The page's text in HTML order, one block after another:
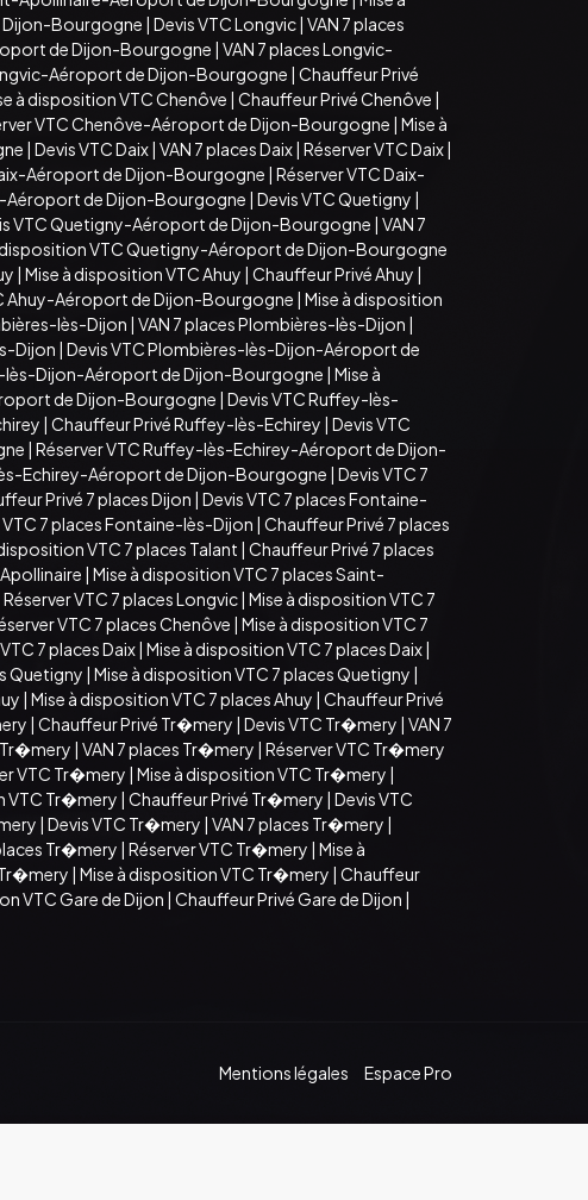
Dijon-Bourgogne | Devis VTC Longvic| VAN 7 places
de Dijon-Bourgogne | VAN 7 places Longvic-
Aéroport de Dijon-Bourgogne | Chauffeur Privé
à disposition VTC Chenôve | Chauffeur Privé Chenôve |
VTC Chenôve-Aéroport de Dijon-Bourgogne | Mise à
| Devis VTC Daix| VAN 7 places Daix| Réserver VTC Daix|
Aéroport de Dijon-Bourgogne | Réserver VTC Daix-
Aéroport de Dijon-Bourgogne | Devis VTC Quetigny |
VTC Quetigny-Aéroport de Dijon-Bourgogne | VAN 7
disposition VTC Quetigny-Aéroport de Dijon-Bourgogne
| Mise à disposition VTC Ahuy | Chauffeur Privé Ahuy |
Ahuy-Aéroport de Dijon-Bourgogne | Mise à disposition
lès-Dijon | VAN 7 places Plombières-lès-Dijon |
Dijon | Devis VTC Plombières-lès-Dijon-Aéroport de
lès-Dijon-Aéroport de Dijon-Bourgogne | Mise à
de Dijon-Bourgogne | Devis VTC Ruffey-lès-
| Chauffeur Privé Ruffey-lès-Echirey | Devis VTC
| Réserver VTC Ruffey-lès-Echirey-Aéroport de Dijon-
Echirey-Aéroport de Dijon-Bourgogne | Devis VTC 7
Privé 7 places Dijon | Devis VTC 7 places Fontaine-
7 places Fontaine-lès-Dijon | Chauffeur Privé 7 places
VTC 7 places Talant | Chauffeur Privé 7 places
| Mise à disposition VTC 7 places Saint-
Réserver VTC 7 places Longvic| Mise à disposition VTC 7
VTC 7 places Chenôve | Mise à disposition VTC 7
7 places Daix| Mise à disposition VTC 7 places Daix|
Quetigny | Mise à disposition VTC 7 places Quetigny |
| Mise à disposition VTC 7 places Ahuy | Chauffeur Privé
| Chauffeur Privé Tr�mery | Devis VTC Tr�mery | VAN 7
Tr�mery | VAN 7 places Tr�mery | Réserver VTC Tr�mery
VTC Tr�mery | Mise à disposition VTC Tr�mery |
VTC Tr�mery | Chauffeur Privé Tr�mery | Devis VTC
| Devis VTC Tr�mery | VAN 7 places Tr�mery |
Tr�mery | Réserver VTC Tr�mery | Mise à
| Mise à disposition VTC Tr�mery | Chauffeur
VTC Gare de Dijon | Chauffeur Privé Gare de Dijon |
Mentions légales
Espace Pro